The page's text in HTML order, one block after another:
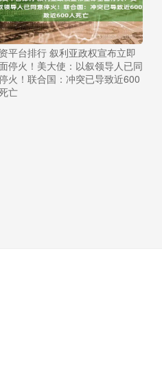
平台排行 叙利亚政权宣布立即
停火！美大使：以叙领导人已同
火！联合国：冲突已导致近600
亡